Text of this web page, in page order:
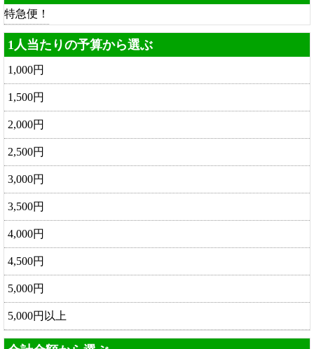
特急便！
1人当たりの予算から選ぶ
1,000円
1,500円
2,000円
2,500円
3,000円
3,500円
4,000円
4,500円
5,000円
5,000円以上